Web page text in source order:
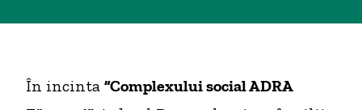
În incinta”Complexului social ADRA